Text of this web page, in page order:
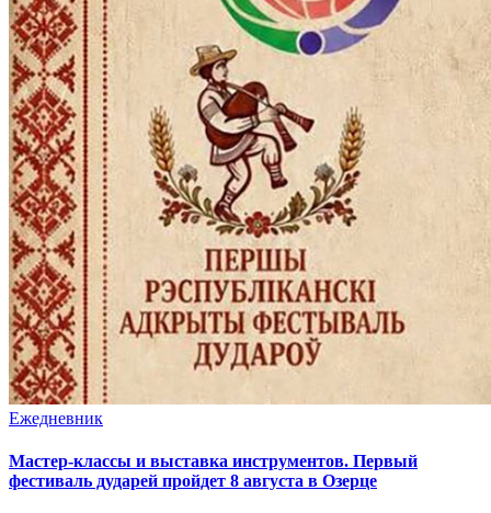
Ежедневник
Мастер-классы и выставка инструментов. Первый
фестиваль дударей пройдет 8 августа в Озерце